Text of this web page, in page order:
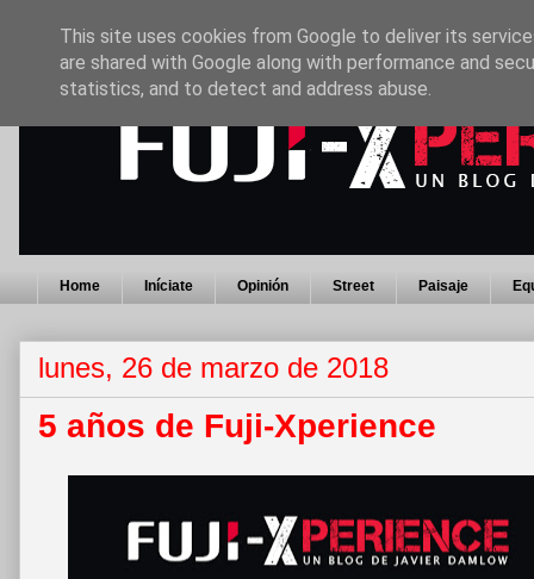
Home Iníciate Opinión Street Paisaje
lunes, 26 de marzo de 2018
5 años de Fuji-Xperience
This site uses cookies from Google to deliver its
are shared with Google along with performance and
statistics, and to detect and address abuse.